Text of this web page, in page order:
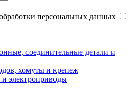
персональных данных
соединительные детали и
хомуты и крепеж
и электроприводы